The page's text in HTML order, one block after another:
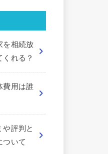
を相続放
れる？
費用は誰
評判と
ついて